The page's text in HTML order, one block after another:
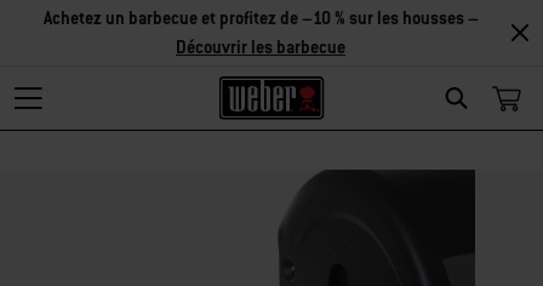
Search
Achetez un barbecue et profitez de –10 % sur les housses –
Découvrir les barbecue
Changing this current slide of this carousel will change the current slide of